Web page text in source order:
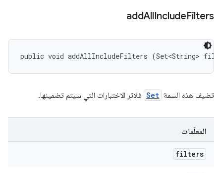
addAllIncludeFilters
public void addAllIncludeFilters (Set<String>
تضيف هذه السمة Set فلاتر الاختبارات التي سيتم تضمينها.
المعلَمات
filters